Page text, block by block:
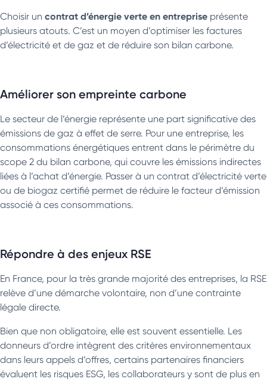
Choisir un contrat d’énergie verte en entreprise présente
plusieurs atouts. C’est un moyen d’optimiser les factures
d’électricité et de gaz et de réduire son bilan carbone.
Améliorer son empreinte carbone
Le secteur de l’énergie représente une part significative des
émissions de gaz à effet de serre. Pour une entreprise, les
consommations énergétiques entrent dans le périmètre du
scope 2 du bilan carbone, qui couvre les émissions indirectes
liées à l’achat d’énergie. Passer à un contrat d’électricité verte
ou de biogaz certifié permet de réduire le facteur d’émission
associé à ces consommations.
Répondre à des enjeux RSE
En France, pour la très grande majorité des entreprises, la RSE
relève d’une démarche volontaire, non d’une contrainte
légale directe.
Bien que non obligatoire, elle est souvent essentielle. Les
donneurs d’ordre intègrent des critères environnementaux
dans leurs appels d’offres, certains partenaires financiers
évaluent les risques ESG, les collaborateurs y sont de plus en